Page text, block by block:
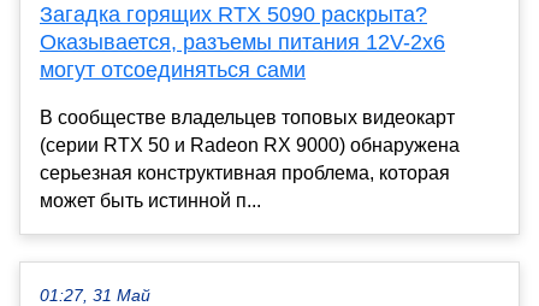
Загадка горящих RTX 5090 раскрыта?
Оказывается, разъемы питания 12V-2x6
могут отсоединяться сами
В сообществе владельцев топовых видеокарт
(серии RTX 50 и Radeon RX 9000) обнаружена
серьезная конструктивная проблема, которая
может быть истинной п...
01:27, 31 Май